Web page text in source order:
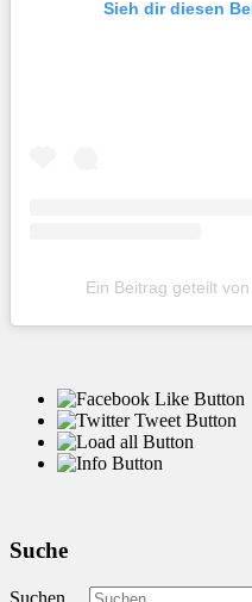
Sieh dir diesen
Ein Beitrag geteilt
Suche
Suchen ...